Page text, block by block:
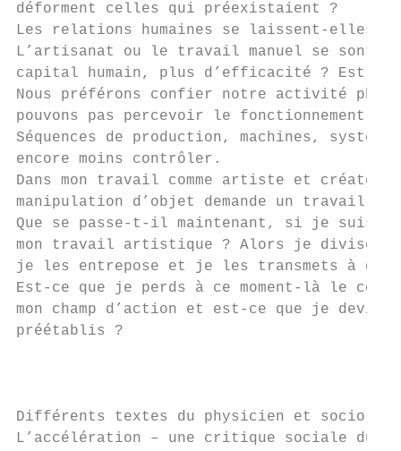
déforment celles qui préexistaient ?
Les relations humaines se laissent-elles
L’artisanat ou le travail manuel se sont
capital humain, plus d’efficacité ? Est-ce
Nous préférons confier notre activité
pouvons pas percevoir le fonctionnement
Séquences de production, machines,
encore moins contrôler.
Dans mon travail comme artiste et
manipulation d’objet demande un travail
Que se passe-t-il maintenant, si je suis
mon travail artistique ? Alors je divise
je les entrepose et je les transmets à des
Est-ce que je perds à ce moment-là le
mon champ d’action et est-ce que je
préétablis ?
Différents textes du physicien et
L’accélération – une critique sociale du